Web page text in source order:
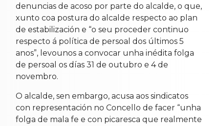
denuncias de acoso por parte do alcalde, o que,
xunto coa postura do alcalde respecto ao plan
de estabilización e “o seu proceder continuo
respecto á política de persoal dos últimos 5
anos”, levounos a convocar unha inédita folga
de persoal os días 31 de outubro e 4 de
novembro.
O alcalde, sen embargo, acusa aos sindicatos
con representación no Concello de facer “unha
folga de mala fe e con picaresca que realmente